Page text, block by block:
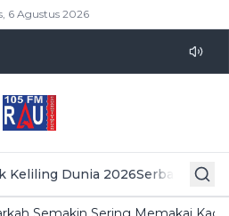
6 Agustus 2026
Keliling Dunia 2026Serba Serbi